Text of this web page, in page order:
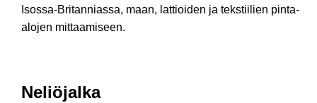
Isossa-Britanniassa, maan, lattioiden ja tekstiilien pinta-
alojen mittaamiseen.
Neliöjalka